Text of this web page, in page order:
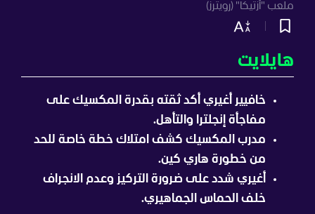
ملعب "أزتيكا" (رويترز)
هايلايت
خافيير أغيري أكد ثقته بقدرة المكسيك على
مفاجأة إنجلترا والتأهل.
مدرب المكسيك كشف امتلاك خطة خاصة للحد
من خطورة هاري كين.
أغيري شدد على ضرورة التركيز وعدم الانجراف
خلف الحماس الجماهيري.